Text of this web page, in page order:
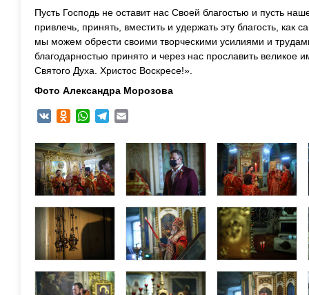
Пусть Господь не оставит нас Своей благостью и пусть
привлечь, принять, вместить и удержать эту благость, как
мы можем обрести своими творческими усилиями и
благодарностью принято и через нас прославить
Святого Духа. Христос Воскресе!».
Фото Александра Морозова
VK Odnoklassniki
WhatsAppTelegram